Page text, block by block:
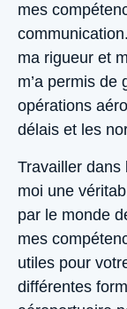
mes
ma rigueur et
m’a permis de
opérations
délais et les
Travailler dans
moi une
par le monde
mes
utiles pour
différentes